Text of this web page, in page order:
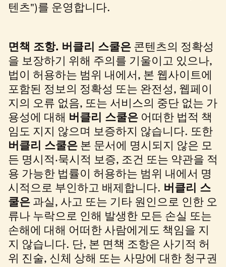
텐츠")를 운영합니다.
면책 조항. 버클리 스쿨은콘텐츠의 정확성
을 보장하기 위해 주의를 기울이고 있으나,
법이 허용하는 범위 내에서, 본 웹사이트에
포함된 정보의 정확성 또는 완전성, 웹페이
지의 오류 없음, 또는 서비스의 중단 없는 가
용성에 대해 버클리 스쿨은어떠한 법적 책
임도 지지 않으며 보증하지 않습니다. 또한
버클리 스쿨은본 문서에 명시되지 않은 모
든 명시적·묵시적 보증, 조건 또는 약관을 적
용 가능한 법률이 허용하는 범위 내에서 명
시적으로 부인하고 배제합니다. 버클리 스
쿨은과실, 사고 또는 기타 원인으로 인한 오
류나 누락으로 인해 발생한 모든 손실 또는
손해에 대해 어떠한 사람에게도 책임을 지
지 않습니다. 단, 본 면책 조항은 사기적 허
위 진술, 신체 상해 또는 사망에 대한 청구권